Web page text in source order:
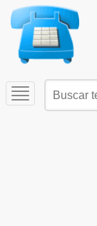
Toggle
navigation